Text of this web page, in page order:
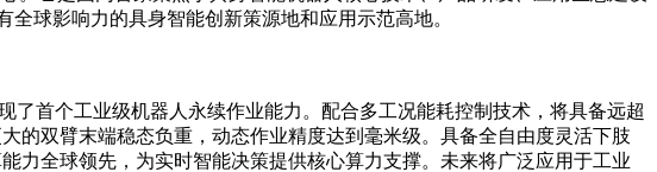
球影响力的具身智能创新策源地和应用示范高地。
首个工业级机器人永续作业能力。配合多工况能耗控制技术，将具备远超
的双臂末端稳态负重，动态作业精度达到毫米级。具备全自由度灵活下肢
力全球领先，为实时智能决策提供核心算力支撑。未来将广泛应用于工业